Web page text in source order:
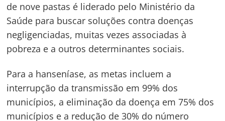
de nove pastas é liderado pelo Ministério da
Saúde para buscar soluções contra doenças
negligenciadas, muitas vezes associadas à
pobreza e a outros determinantes sociais.
Para a hanseníase, as metas incluem a
interrupção da transmissão em 99% dos
municípios, a eliminação da doença em 75% dos
municípios e a redução de 30% do número
Navegação
de
Post